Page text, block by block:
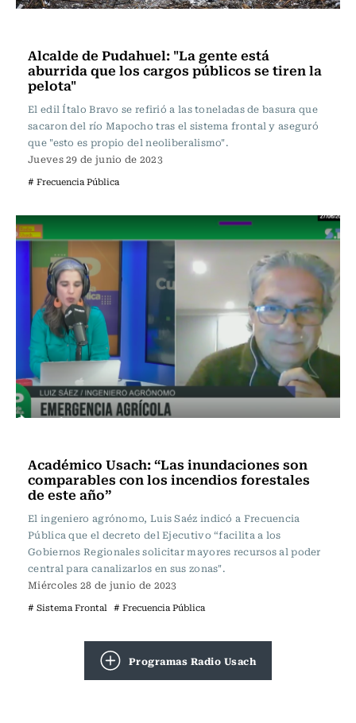
Alcalde de Pudahuel: "La gente está
aburrida que los cargos públicos se tiren la
pelota"
El edil Ítalo Bravo se refirió a las toneladas de basura que
sacaron del río Mapocho tras el sistema frontal y aseguró
que "esto es propio del neoliberalismo".
Jueves 29 de junio de 2023
# Frecuencia Pública
Académico Usach: “Las inundaciones son
comparables con los incendios forestales
de este año”
El ingeniero agrónomo, Luis Saéz indicó a Frecuencia
Pública que el decreto del Ejecutivo “facilita a los
Gobiernos Regionales solicitar mayores recursos al poder
central para canalizarlos en sus zonas".
Miércoles 28 de junio de 2023
# Sistema Frontal # Frecuencia Pública
Programas Radio Usach